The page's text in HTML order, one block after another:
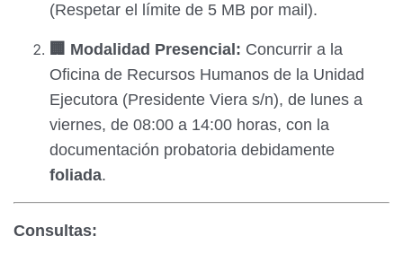
(Respetar el límite de 5 MB por mail).
🏢 Modalidad Presencial: Concurrir a la
Oficina de Recursos Humanos de la Unidad
Ejecutora (Presidente Viera s/n), de lunes a
viernes, de 08:00 a 14:00 horas, con la
documentación probatoria debidamente
foliada.
Consultas: